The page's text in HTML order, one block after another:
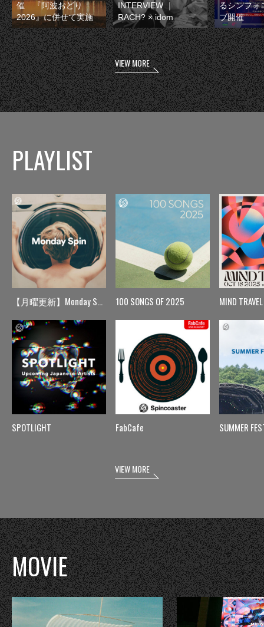
催 『阿波おどり
2026』に併せて実施
INTERVIEW ｜
RACH? × idom
るシンフォ
ブ開催
VIEW MORE
PLAYLIST
【月曜更新】Monday Spin
SPOTLIGHT
100 SONGS OF 2025
FabCafe
MIND TRAVEL
SUMMER
VIEW MORE
MOVIE